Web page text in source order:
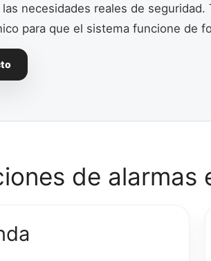
necesidades reales de
para que el sistema funcione de
de alarmas